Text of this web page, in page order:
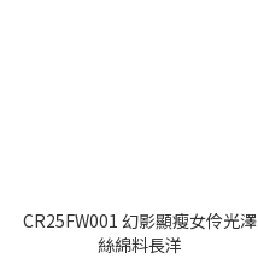
CR25FW001 幻影顯瘦女伶光澤
絲綿料長洋